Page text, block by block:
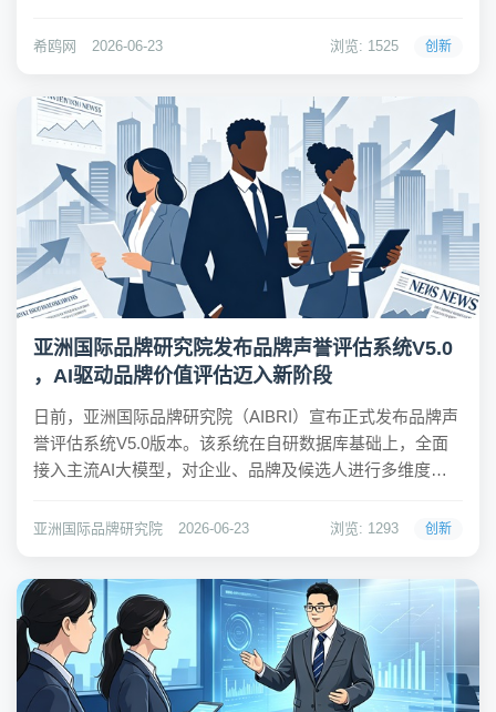
新，而在于AI Agent如何让全屋设备真正“活”起来。这不仅
希鸥网 2026-06-23 浏览: 1525 创新
亚洲国际品牌研究院发布品牌声誉评估系统V5.0
，AI驱动品牌价值评估迈入新阶段
日前，亚洲国际品牌研究院（AIBRI）宣布正式发布品牌声
誉评估系统V5.0版本。该系统在自研数据库基础上，全面
接入主流AI大模型，对企业、品牌及候选人进行多维度综
的新阶段。亚洲国际品牌研究院成立于1989年，总部位于
亚洲国际品牌研究院 2026-06-23 浏览: 1293 创新